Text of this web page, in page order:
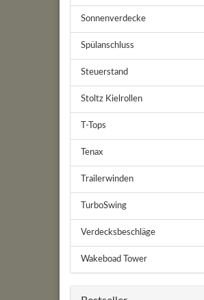
Sonnenverdecke
Spülanschluss
Steuerstand
Stoltz Kielrollen
T-Tops
Tenax
Trailerwinden
TurboSwing
Verdecksbeschläge
Wakeboad Tower